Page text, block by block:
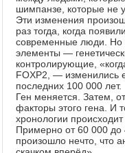
шимпанзе, которые не
Эти изменения
раз тогда, когда
современные люди. Но
элементы —
контролирующие,
FOXP2, — изменились
последних 100 000 лет.
Ген меняется. Затем,
факторы этого гена. И
хронологии происходит
Примерно от 60 000 до
произошло нечто, что